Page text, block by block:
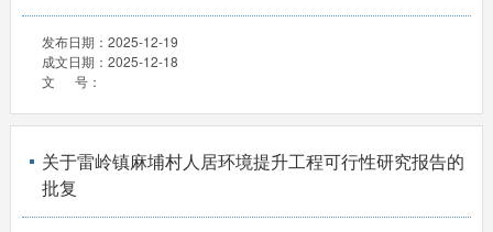
发布日期： 2025-12-19
成文日期： 2025-12-18
文 号：
关于雷岭镇麻埔村人居环境提升工程可行性研究报告的
批复